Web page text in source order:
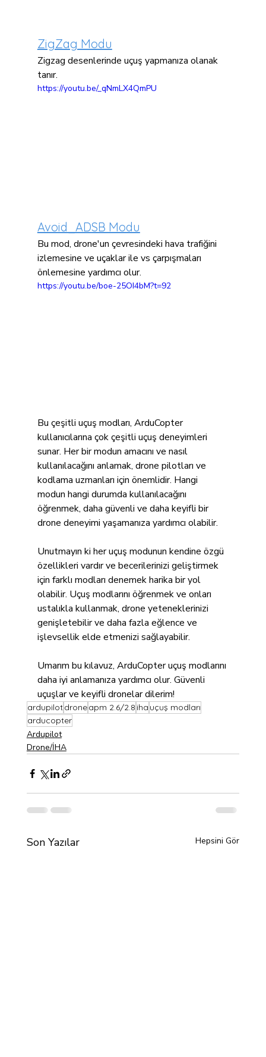
ZigZag Modu
Zigzag desenlerinde uçuş yapmanıza olanak
tanır.
https://youtu.be/_qNmLX4QmPU
Avoid_ADSB Modu
Bu mod, drone'un çevresindeki hava trafiğini
izlemesine ve uçaklar ile vs çarpışmaları
önlemesine yardımcı olur.
https://youtu.be/boe-25OI4bM?t=92
Bu çeşitli uçuş modları, ArduCopter
kullanıcılarına çok çeşitli uçuş deneyimleri
sunar. Her bir modun amacını ve nasıl
kullanılacağını anlamak, drone pilotları ve
kodlama uzmanları için önemlidir. Hangi
modun hangi durumda kullanılacağını
öğrenmek, daha güvenli ve daha keyifli bir
drone deneyimi yaşamanıza yardımcı olabilir.
Unutmayın ki her uçuş modunun kendine özgü
özellikleri vardır ve becerilerinizi geliştirmek
için farklı modları denemek harika bir yol
olabilir. Uçuş modlarını öğrenmek ve onları
ustalıkla kullanmak, drone yeteneklerinizi
genişletebilir ve daha fazla eğlence ve
işlevsellik elde etmenizi sağlayabilir.
Umarım bu kılavuz, ArduCopter uçuş modlarını
daha iyi anlamanıza yardımcı olur. Güvenli
uçuşlar ve keyifli dronelar dilerim!
ardupilotdroneapm 2.6/2.8 iha uçuş modları
arducopter
Ardupilot
Drone/İHA
Son Yazılar Hepsini Gör